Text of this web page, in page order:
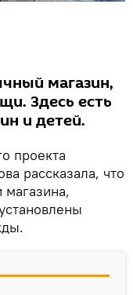
магазин,
Здесь есть
и детей.
проекта
рассказала, что